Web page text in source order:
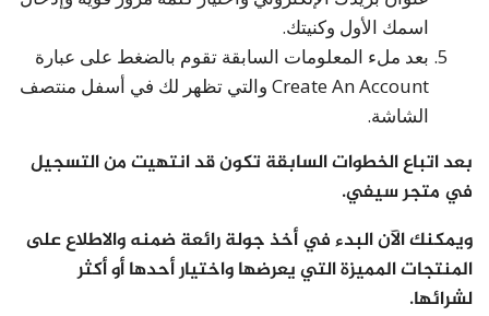
اسمك الأول وكنيتك.
بعد ملء المعلومات السابقة تقوم بالضغط على عبارة
Create An Account والتي تظهر لك في أسفل منتصف
الشاشة.
بعد اتباع الخطوات السابقة تكون قد انتهيت من التسجيل
في متجر سيفي.
ويمكنك الآن البدء في أخذ جولة رائعة ضمنه والاطلاع على
المنتجات المميزة التي يعرضها واختيار أحدها أو أكثر
لشرائها.